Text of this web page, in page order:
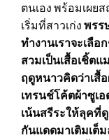
ตนเอง พร้อมเผย
เริ่มที่สาวเก่ง พรร
ทำงานเราจะเลื
สวมเป็นเสื้อเชิ้ต
ฤดูหนาวคิดว่าเสื้
เทรนช์โค้ตผ้าซูเ
เน้นสรีระให้ลุคที่
กันแดดมาเติมเต็